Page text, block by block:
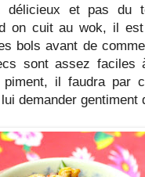
délicieux et pas du
on cuit au wok, il
bols avant de
sont assez faciles
piment, il faudra par
demander gentiment